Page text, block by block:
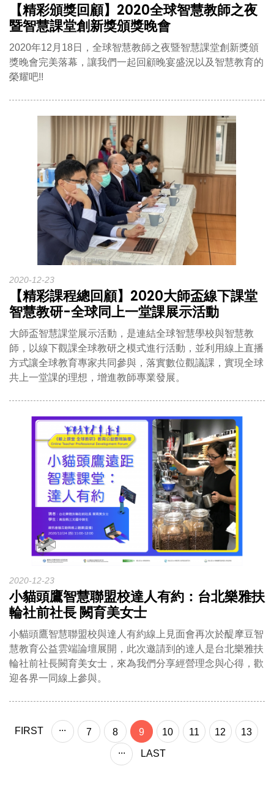
【精彩頒獎回顧】2020全球智慧教師之夜
暨智慧課堂創新獎頒獎晚會
2020年12月18日，全球智慧教師之夜暨智慧課堂創新獎頒
獎晚會完美落幕，讓我們一起回顧晚宴盛況以及智慧教育的
榮耀吧!!
2020-12-23
【精彩課程總回顧】2020大師盃線下課堂
智慧教研-全球同上一堂課展示活動
大師盃智慧課堂展示活動，是連結全球智慧學校與智慧教
師，以線下觀課全球教研之模式進行活動，並利用線上直播
方式讓全球教育專家共同參與，落實數位觀議課，實現全球
共上一堂課的理想，增進教師專業發展。
2020-12-23
小貓頭鷹智慧聯盟校達人有約：台北樂雅扶
輪社前社長 闕育美女士
小貓頭鷹智慧聯盟校與達人有約線上見面會再次於醍摩豆智
慧教育公益雲端論壇展開，此次邀請到的達人是台北樂雅扶
輪社前社長闕育美女士，來為我們分享經營理念與心得，歡
迎各界一同線上參與。
FIRST ... 7 8 9 10 11 12
13
...
LAST